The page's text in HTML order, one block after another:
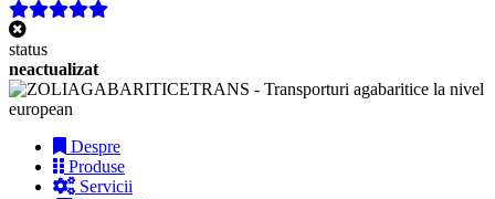
status
neactualizat
Despre
Produse
Servicii